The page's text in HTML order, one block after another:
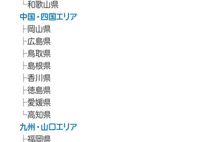
和歌山県
中国・四国エリア
岡山県
広島県
鳥取県
島根県
香川県
徳島県
愛媛県
高知県
九州・山口エリア
福岡県